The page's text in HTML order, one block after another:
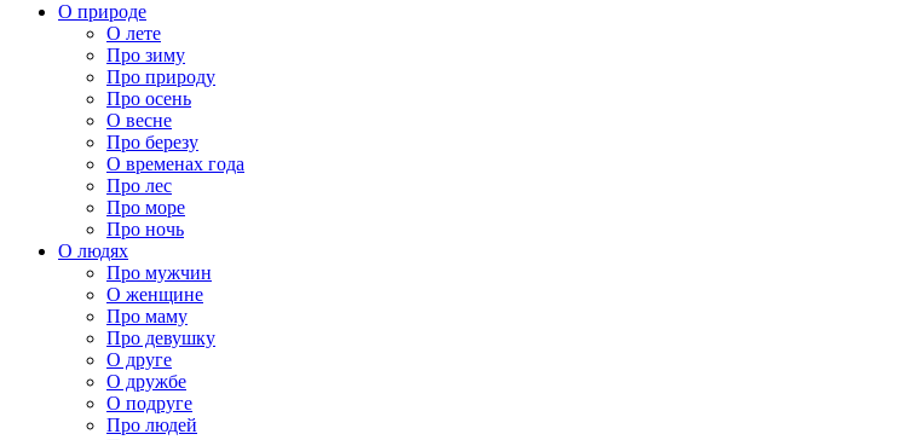
О природе
О лете
Про зиму
Про природу
Про осень
О весне
Про березу
О временах года
Про лес
Про море
Про ночь
О людях
Про мужчин
О женщине
Про маму
Про девушку
О друге
О дружбе
О подруге
Про людей